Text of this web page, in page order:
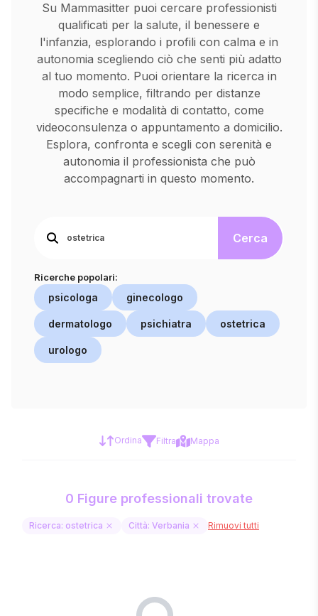
Su Mammasitter puoi cercare professionisti
qualificati per la salute, il benessere e
l'infanzia, esplorando i profili con calma e in
autonomia scegliendo ciò che senti più adatto
al tuo momento. Puoi orientare la ricerca in
modo semplice, filtrando per distanze
specifiche e modalità di contatto, come
videoconsulenza o appuntamento a domicilio.
Esplora, confronta e scegli con serenità e
autonomia il professionista che può
accompagnarti in questo momento.
Cerca
Ricerche popolari:
psicologa ginecologo
dermatologo psichiatra ostetrica
urologo
Ordina Filtra Mappa
0 Figure professionali trovate
Ricerca: ostetrica Città: Verbania Rimuovi tutti